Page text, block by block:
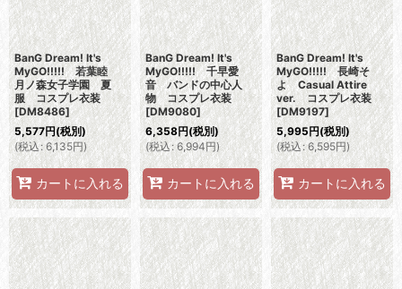
BanG Dream! It's
MyGO!!!!! 若葉睦
月ノ森女子学園 夏
服 コスプレ衣装
[DM8486]
5,577円(税別)
(税込: 6,135円)
カートに入れる
BanG Dream! It's
MyGO!!!!! 千早愛
音 バンドの中心人
物 コスプレ衣装
[DM9080]
6,358円(税別)
(税込: 6,994円)
カートに入れる
BanG Dream! It's
MyGO!!!!! 長崎そ
よ Casual Attire
ver. コスプレ衣装
[DM9197]
5,995円(税別)
(税込: 6,595円)
カートに入れる